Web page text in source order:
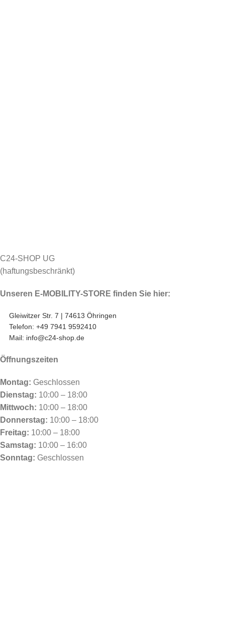
C24-SHOP UG
(haftungsbeschränkt)
Unseren E-MOBILITY-STORE finden Sie hier:
Gleiwitzer Str. 7 | 74613 Öhringen
Telefon: +49 7941 9592410
Mail: info@c24-shop.de
Öffnungszeiten
Montag: Geschlossen
Dienstag: 10:00 – 18:00
Mittwoch: 10:00 – 18:00
Donnerstag: 10:00 – 18:00
Freitag: 10:00 – 18:00
Samstag: 10:00 – 16:00
Sonntag: Geschlossen